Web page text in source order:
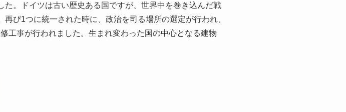
。ドイツは古い歴史ある国ですが、世界中を巻き込んだ戦
び1つに統一された時に、政治を司る場所の選定が行われ、
工事が行われました。生まれ変わった国の中心となる建物